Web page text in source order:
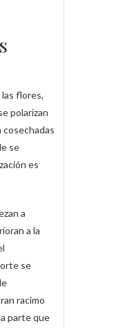
flores,
polarizan
cosechadas
se
es
a
a la
se
racimo
parte que